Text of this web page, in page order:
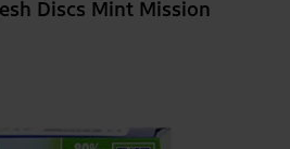
Discs Mint Mission